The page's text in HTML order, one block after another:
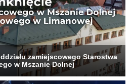
zamiejscowego Starostwa
w Mszanie Dolnej